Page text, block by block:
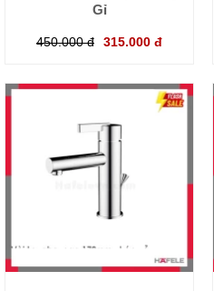
Gỉ
450.000 đ 315.000 đ